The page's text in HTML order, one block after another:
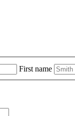
First name